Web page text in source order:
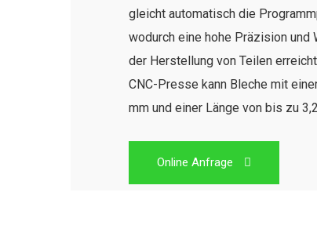
gleicht automatisch die
wodurch eine hohe Präzision und
der Herstellung von Teilen
CNC-Presse kann Bleche mit
mm und einer Länge von bis zu
Online Anfrage